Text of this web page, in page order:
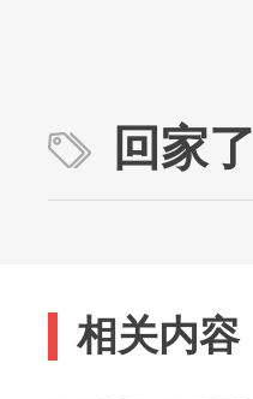
回家了
相关内容